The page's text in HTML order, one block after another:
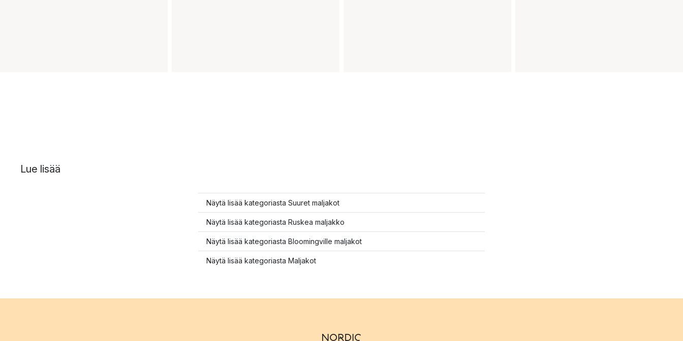
Lue lisää
Näytä lisää kategoriasta Suuret maljakot
Näytä lisää kategoriasta Ruskea maljakko
Näytä lisää kategoriasta Bloomingville maljakot
Näytä lisää kategoriasta Maljakot